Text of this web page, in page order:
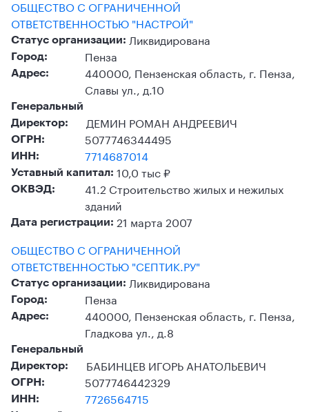
ОБЩЕСТВО С ОГРАНИЧЕННОЙ
ОТВЕТСТВЕННОСТЬЮ "НАСТРОЙ"
Статус организации: Ликвидирована
Город: Пенза
Адрес:
440000, Пензенская область, г. Пенза,
Славы ул., д.10
Генеральный
Директор:
ДЕМИН РОМАН АНДРЕЕВИЧ
ОГРН: 5077746344495
ИНН: 7714687014
Уставный капитал: 10,0 тыс ₽
ОКВЭД:
41.2 Строительство жилых и нежилых
зданий
Дата регистрации: 21 марта 2007
ОБЩЕСТВО С ОГРАНИЧЕННОЙ
ОТВЕТСТВЕННОСТЬЮ "СЕПТИК.РУ"
Статус организации: Ликвидирована
Город: Пенза
Адрес:
440000, Пензенская область, г. Пенза,
Гладкова ул., д.8
Генеральный
Директор:
БАБИНЦЕВ ИГОРЬ АНАТОЛЬЕВИЧ
ОГРН: 5077746442329
ИНН: 7726564715